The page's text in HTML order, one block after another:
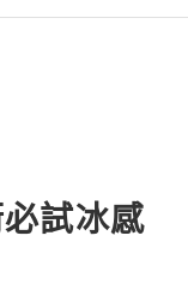
試冰感